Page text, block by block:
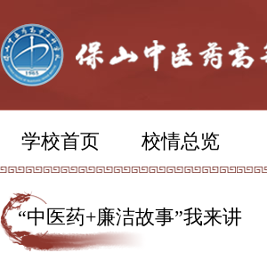
学校首页 校情总览
“中医药+廉洁故事”我来讲